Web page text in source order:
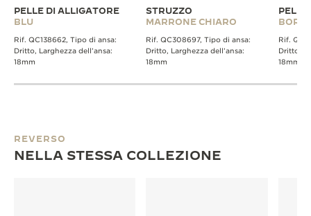
PELLE DI ALLIGATORE
BLU
Rif. QC138662, Tipo di ansa:
Dritto, Larghezza dell’ansa:
18mm
STRUZZO
MARRONE CHIARO
Rif. QC308697, Tipo di ansa:
Dritto, Larghezza dell’ansa:
18mm
PELLE
Rif.
Dritto,
18mm
REVERSO
NELLA STESSA COLLEZIONE